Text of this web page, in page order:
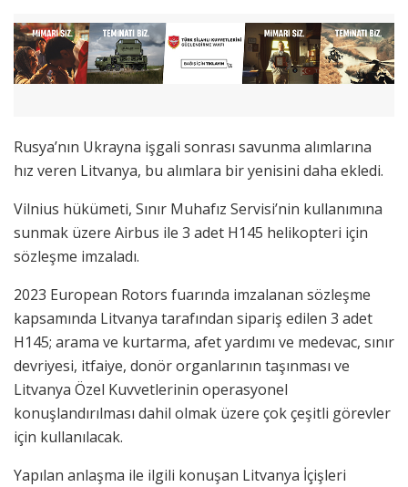
Rusya’nın Ukrayna işgali sonrası savunma alımlarına
hız veren Litvanya, bu alımlara bir yenisini daha ekledi.
Vilnius hükümeti, Sınır Muhafız Servisi’nin kullanımına
sunmak üzere Airbus ile 3 adet H145 helikopteri için
sözleşme imzaladı.
2023 European Rotors fuarında imzalanan sözleşme
kapsamında Litvanya tarafından sipariş edilen 3 adet
H145; arama ve kurtarma, afet yardımı ve medevac, sınır
devriyesi, itfaiye, donör organlarının taşınması ve
Litvanya Özel Kuvvetlerinin operasyonel
konuşlandırılması dahil olmak üzere çok çeşitli görevler
için kullanılacak.
Yapılan anlaşma ile ilgili konuşan Litvanya İçişleri